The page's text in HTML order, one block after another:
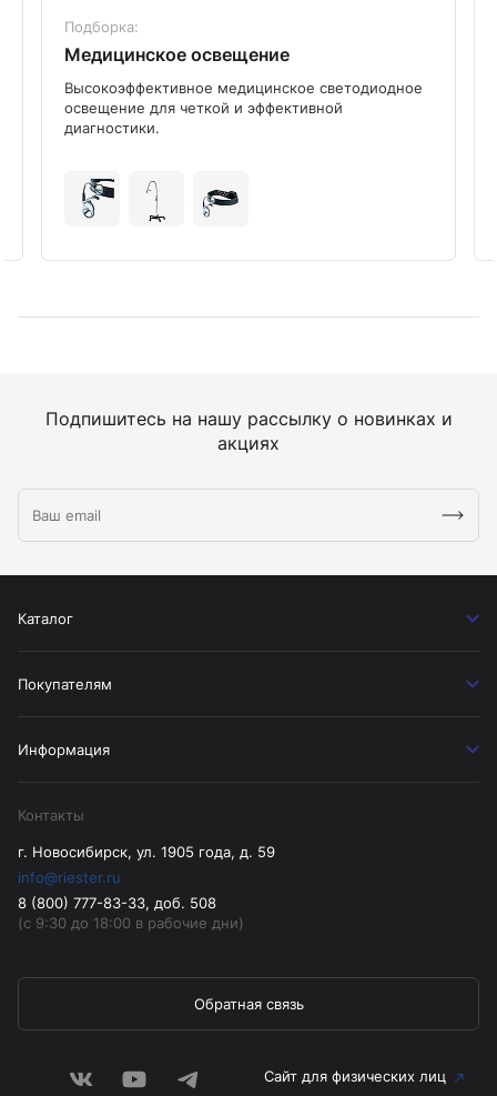
Подборка:
Медицинское освещение
Высокоэффективное медицинское светодиодное
освещение для четкой и эффективной
диагностики.
Подпишитесь на нашу рассылку о новинках и
акциях
Каталог
Покупателям
Информация
Контакты
г. Новосибирск, ул. 1905 года, д. 59
info@riester.ru
8 (800) 777-83-33, доб. 508
(с 9:30 до 18:00 в рабочие дни)
Обратная связь
Сайт для физических лиц